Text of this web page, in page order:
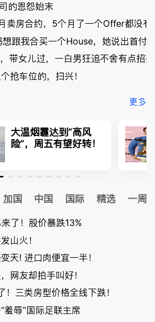
的恩怨始末
卖房合约，5个月了一个Offer都没有
跟我合买一个House，她说出首付
带女儿过，一白男狂追不舍有点招
抢车位的，扫兴！
更多
大温烟霾达到“高风
险”，周五有望好转！
加国 中国 国际 精选 一周
了！股价暴跌13%
山火！
天! 进口肉便宜一半！
网友却拍手叫好！
！三类房型价格全线下跌！
羞辱”国际足联主席